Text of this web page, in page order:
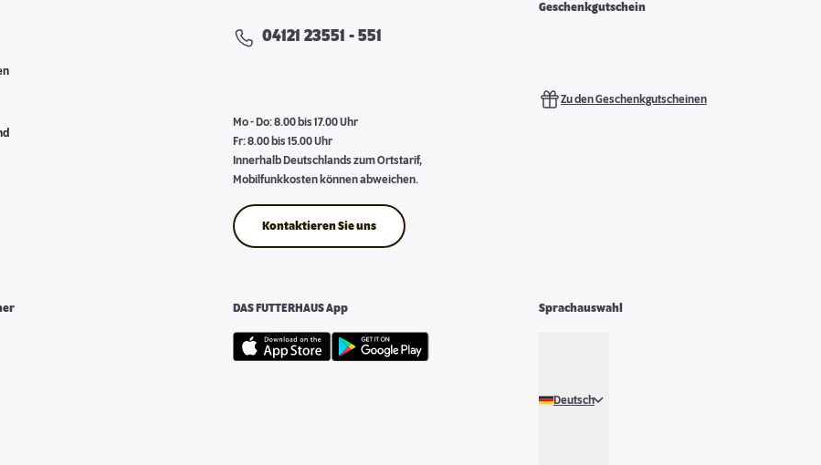
04121 23551 - 551
Mo - Do: 8.00 bis 17.00 Uhr
Fr: 8.00 bis 15.00 Uhr
Innerhalb Deutschlands zum Ortstarif,
Mobilfunkkosten können abweichen.
Kontaktieren Sie uns
Geschenkgutschein
Zu den Geschenkgutscheinen
DAS FUTTERHAUS App Sprachauswahl
Deutsch